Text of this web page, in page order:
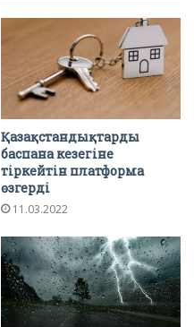
Қазақстандықтарды
баспана кезегіне
тіркейтін платформа
өзгерді
11.03.2022